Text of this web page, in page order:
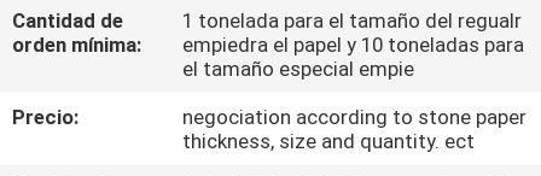
DE
Cantidad de
orden mínima:
1 tonelada para el tamaño del regualr
empiedra el papel y 10 toneladas para
el tamaño especial empie
Precio:
negociation according to stone paper
thickness, size and quantity. ect